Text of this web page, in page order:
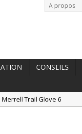
A propos
CONSEILS
Trail Glove 6